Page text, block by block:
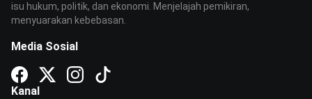
isu hukum, politik, dan ekonomi. Menjelajah pemikiran,
menyuarakan kebebasan.
Media Sosial
Kanal